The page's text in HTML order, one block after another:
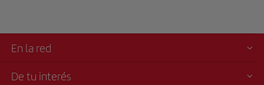
En la red
De tu interés